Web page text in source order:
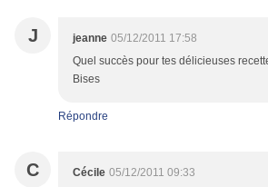
J jeanne 05/12/2011 17:58
Quel succès pour tes délicieuses
Bises
Répondre
C Cécile 05/12/2011 09:33